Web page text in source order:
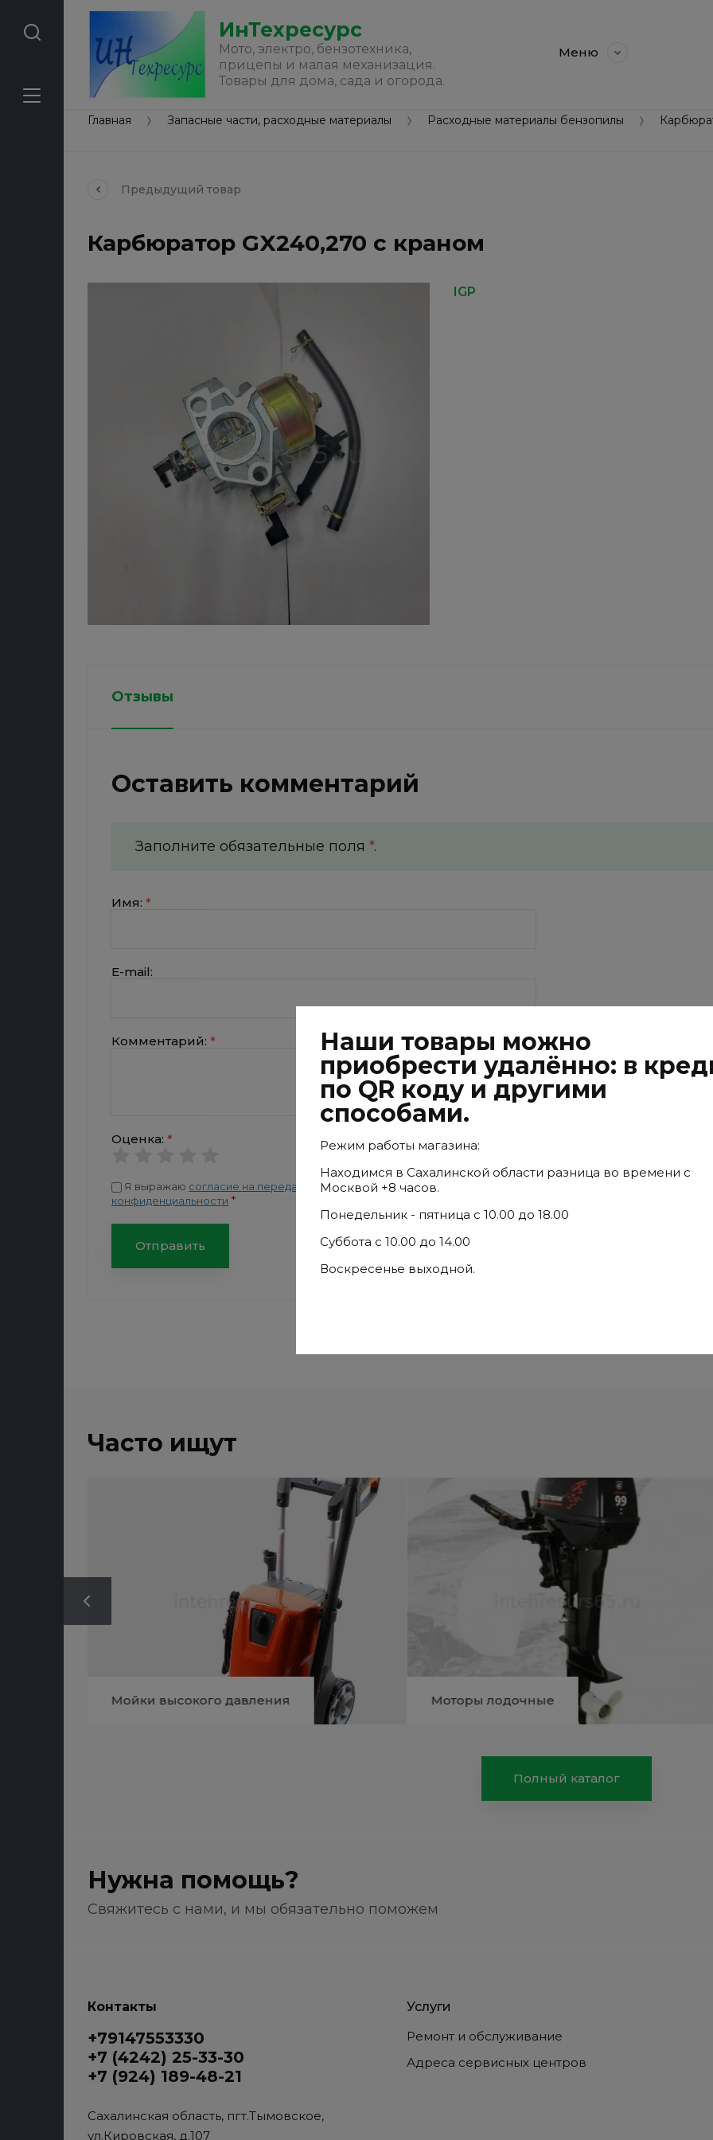
ИнТехресурс
Мото, электро, бензотехника,
прицепы и малая механизация.
Товары для дома, сада и огорода.
Меню
Главная Запасные части, расходные материалы Расходные материалы бензопилы
Предыдущий товар
Карбюратор GX240,270 с краном
IGP
Отзывы
Оставить комментарий
Заполните обязательные поля *.
Имя: *
E-mail:
Комментарий: *
Оценка: *
Я выражаю согласие на передачу и обработку персональных данных
конфиденциальности *
Отправить
Часто ищут
Мойки высокого давления Моторы лодочные
Полный каталог
Нужна помощь?
Свяжитесь с нами, и мы обязательно поможем
Контакты
+79147553330
+7 (4242) 25-33-30
+7 (924) 189-48-21
Сахалинская область, пгт.Тымовское,
ул.Кировская, д.107
Услуги
Ремонт и обслуживание
Адреса сервисных центров
Наши товары можно
приобрести удалённо: в
по QR коду и другими
способами.
Режим работы магазина:
Находимся в Сахалинской области разница во времени с
Москвой +8 часов.
Понедельник - пятница с 10.00 до 18.00
Суббота с 10.00 до 14.00
Воскресенье выходной.